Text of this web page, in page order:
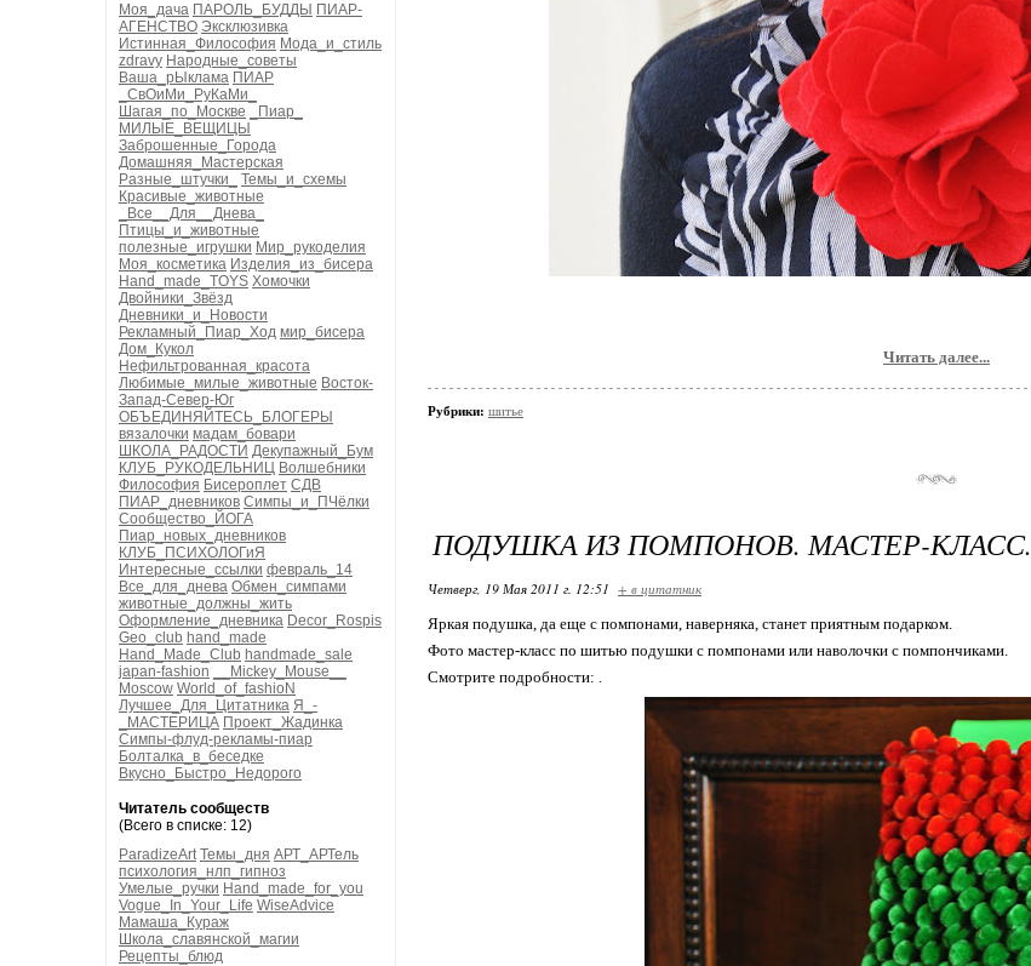
Моя_дача ПАРОЛЬ_БУДДЫ ПИАР-
АГЕНСТВО Эксклюзивка
Истинная_Философия Мода_и_стиль
zdravy Народные_советы
Ваша_рЫклама ПИАР
_СвОиМи_РуКаМи_
Шагая_по_Москве
_Пиар_
МИЛЫЕ_ВЕЩИЦЫ
Заброшенные_Города
Домашняя_Мастерская
Разные_штучки_
Темы_и_схемы
Красивые_животные
_Все__Для__Днева_
Птицы_и_животные
полезные_игрушки Мир_рукоделия
Моя_косметика Изделия_из_бисера
Hand_made_TOYS Хомочки
Двойники_Звёзд
Дневники_и_Новости
Рекламный_Пиар_Ход мир_бисера
Дом_Кукол
Нефильтрованная_красота
Любимые_милые_животные Восток-
Запад-Север-Юг
ОБЪЕДИНЯЙТЕСЬ_БЛОГЕРЫ
вязалочки мадам_бовари
ШКОЛА_РАДОСТИ Декупажный_Бум
КЛУБ_РУКОДЕЛЬНИЦ Волшебники
Философия Бисероплет СДВ
ПИАР_дневников Симпы_и_ПЧёлки
Сообщество_ЙОГА
Пиар_новых_дневников
КЛУБ_ПСИХОЛОГиЯ
Интересные_ссылки февраль_14
Все_для_днева Обмен_симпами
животные_должны_жить
Оформление_дневника Decor_Rospis
Geo_club hand_made
Hand_Made_Club handmade_sale
japan-fashion
__Mickey_Mouse__
Moscow World_of_fashioN
Лучшее_Для_Цитатника Я_-
_МАСТЕРИЦА Проект_Жадинка
Симпы-флуд-рекламы-пиар
Болталка_в_беседке
Вкусно_Быстро_Недорого
Читатель сообществ
(Всего в списке: 12)
ParadizeArt Темы_дня АРТ_АРТель
психология_нлп_гипноз
Умелые_ручки Hand_made_for_you
Vogue_In_Your_Life WiseAdvice
Мамаша_Кураж
Школа_славянской_магии
Рецепты_блюд
Читать далее...
Рубрики: шитье
ПОДУШКА ИЗ ПОМПОНОВ. МАСТЕР-КЛАСС.
Четверг, 19 Мая 2011 г. 12:51 + в цитатник
Яркая подушка, да еще с помпонами, наверняка, станет приятным подарком.
Фото мастер-класс по шитью подушки с помпонами или наволочки с помпончиками.
Смотрите подробности: .